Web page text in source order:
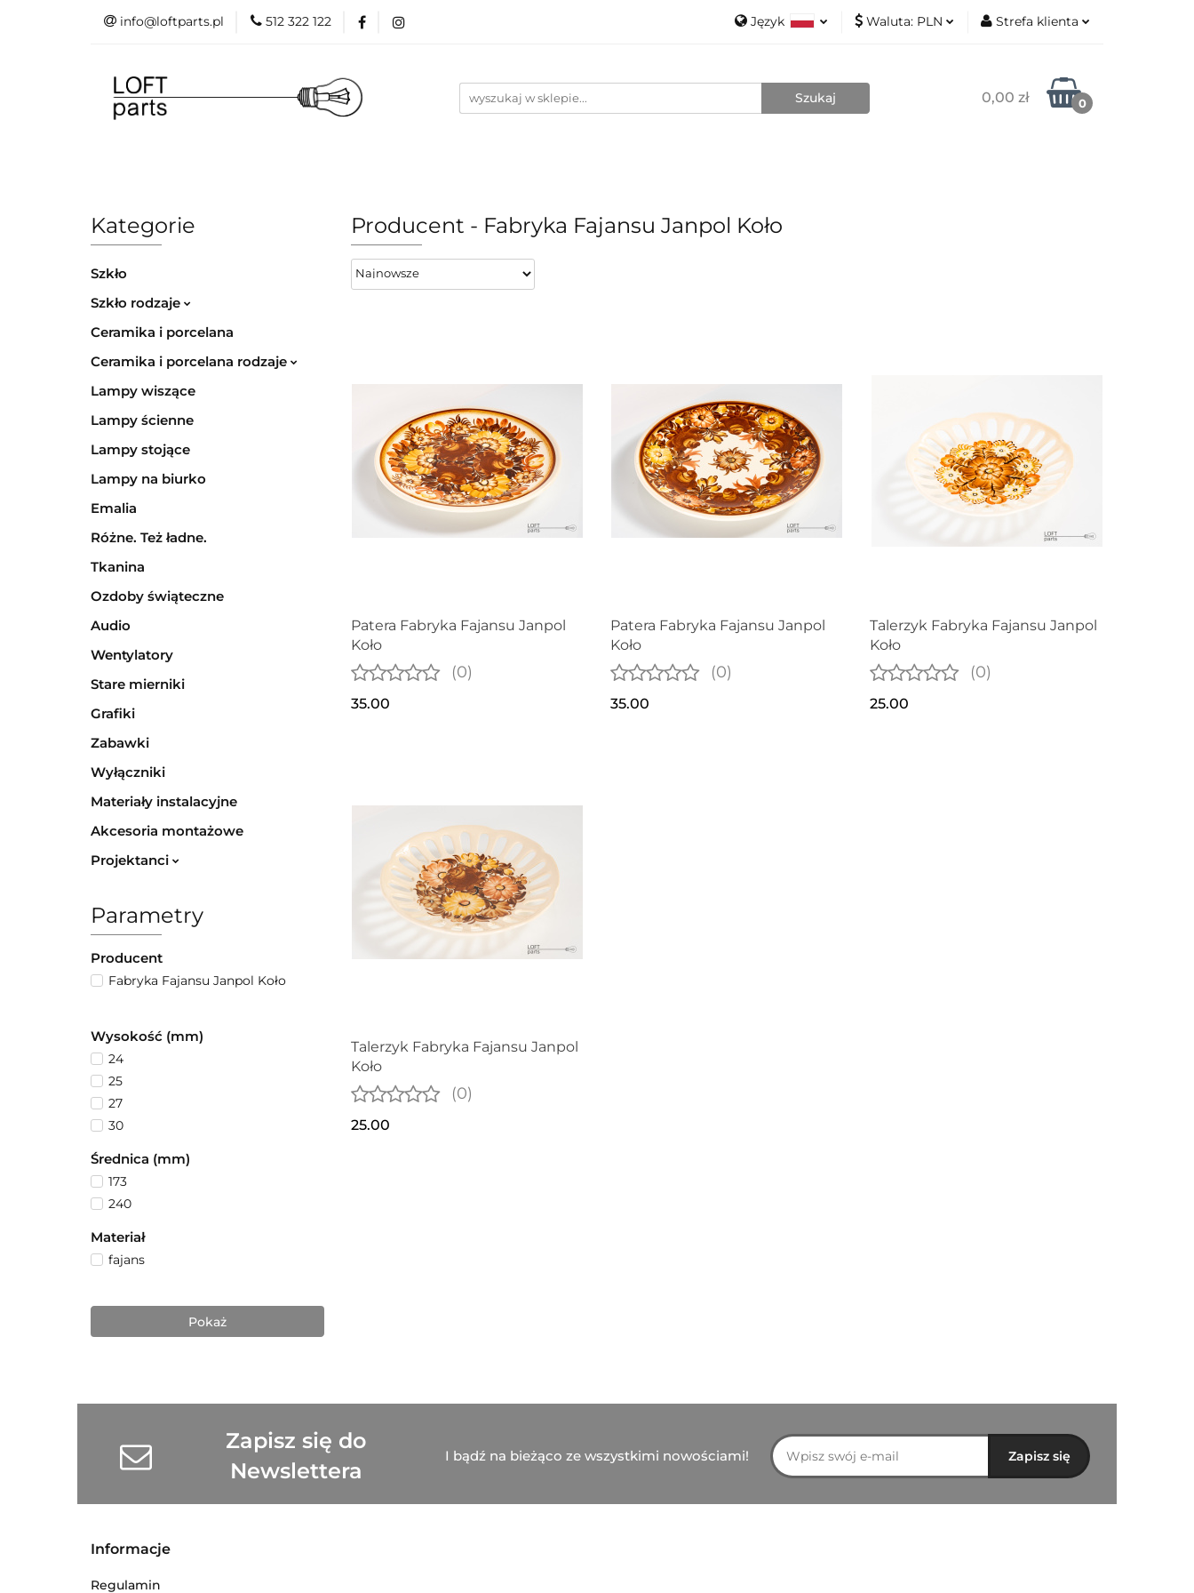
info@loftparts.pl 512 322 122 Język
English
Waluta: PLN Strefa klienta
Zarejestruj się
0,00 zł 0
Kategorie Producenci Ceramika Nowości
Katalogi Blog Kontakt O mnie
Kategorie
Szkło
Szkło rodzaje
Ceramika i porcelana
Ceramika i porcelana rodzaje
Lampy wiszące
Lampy ścienne
Lampy stojące
Lampy na biurko
Emalia
Różne. Też ładne.
Tkanina
Ozdoby świąteczne
Audio
Wentylatory
Stare mierniki
Grafiki
Zabawki
Wyłączniki
Materiały instalacyjne
Akcesoria montażowe
Projektanci
Parametry
Producent
Fabryka Fajansu Janpol Koło
Wysokość (mm)
24
25
27
30
Średnica (mm)
173
240
Materiał
fajans
Pokaż
Producent - Fabryka Fajansu Janpol Koło
Patera Fabryka Fajansu Janpol
Koło
(0)
35.00
Patera Fabryka Fajansu Janpol
Koło
(0)
35.00
Talerzyk Fabryka Fajansu Janpol
Koło
(0)
25.00
Talerzyk Fabryka Fajansu Janpol
Koło
(0)
25.00
Zapisz się do
Newslettera
I bądź na bieżąco ze wszystkimi nowościami!
Informacje
Regulamin